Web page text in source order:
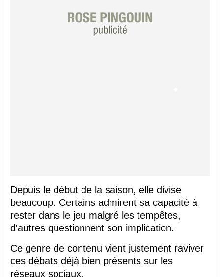
Depuis le début de la saison, elle divise
beaucoup. Certains admirent sa capacité à
rester dans le jeu malgré les tempêtes,
d'autres questionnent son implication.
Ce genre de contenu vient justement raviver
ces débats déjà bien présents sur les
réseaux sociaux.